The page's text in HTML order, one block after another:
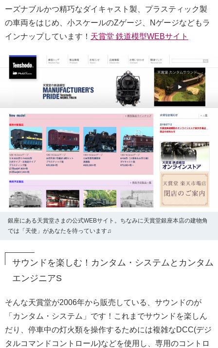
ーズナブルかつ精巧なダイキャスト製、プラスティック製
の車両をはじめ、小スケールのZゲージ、Nゲージなどもラ
インナップしています！ 天賞堂 鉄道模型WEBサイト
銀座にある天賞堂さまの公式WEBサイト。ちなみに天賞堂銀座本店の建物角
では「天使」があなたを待っています♫
サウンドを楽しむ！カンタム・システムとカンタム
エンジニアS
そんな天賞堂が2006年から販売している、サウンドのが
「カンタム・システム」です！これまでサウンドを楽しん
だり、停車中の灯火類を操作するためには複雑なDCC(デジ
タルコマンドコントロール)などを使用し、専用のコントロ